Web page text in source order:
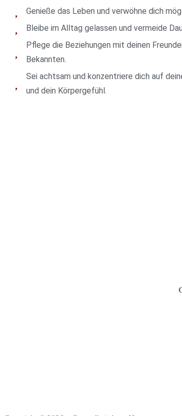
Genieße das Leben und verwöhne dich
Bleibe im Alltag gelassen und vermeide
Pflege die Beziehungen mit deinen
Bekannten.
Sei achtsam und konzentriere dich auf
und dein Körpergefühl.